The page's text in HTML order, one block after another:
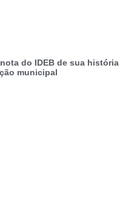
do IDEB de sua história
municipal